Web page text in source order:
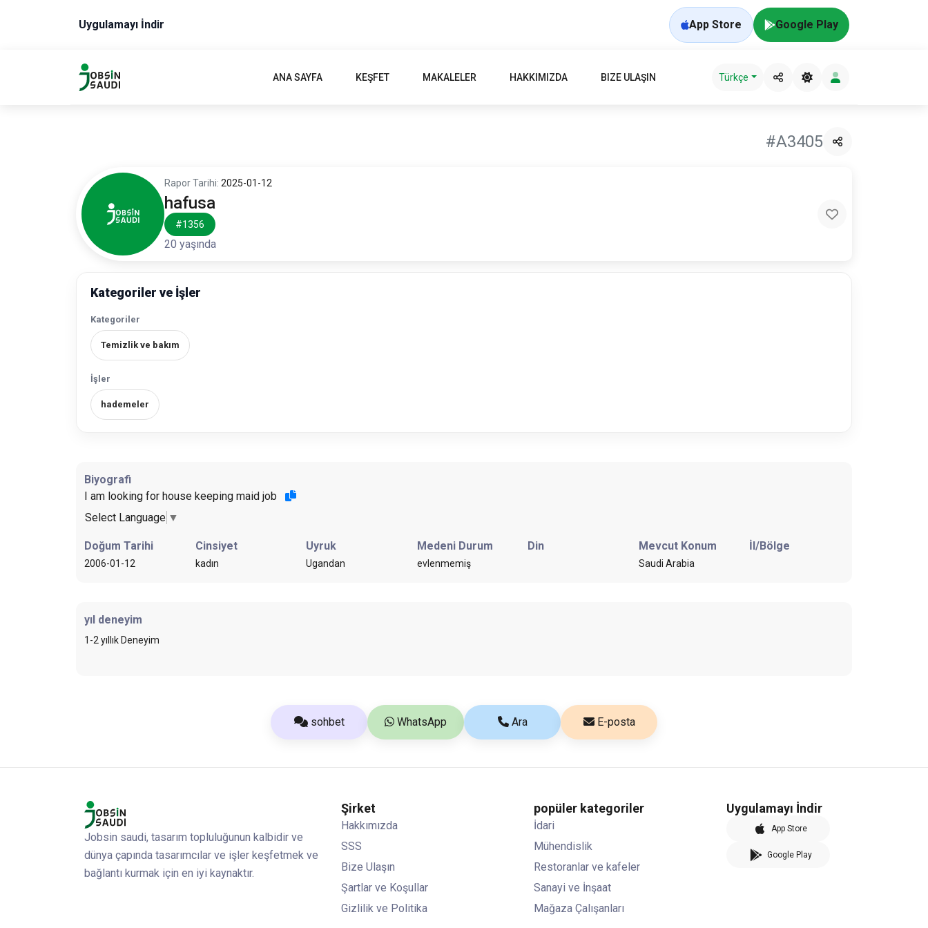
Uygulamayı İndir App Store Google Play
ANA SAYFA KEŞFET MAKALELER HAKKIMIZDA BIZE ULAŞIN Türkçe
#A3405
Rapor Tarihi: 2025-01-12
hafusa
#1356
20 yaşında
Kategoriler ve İşler
Kategoriler
Temizlik ve bakım
İşler
hademeler
Biyografi
I am looking for house keeping maid job
Select Language ▼
Doğum Tarihi
2006-01-12
Cinsiyet
kadın
Uyruk
Ugandan
Medeni Durum
evlenmemiş
Din Mevcut Konum
Saudi Arabia
İl/Bölge
yıl deneyim
1-2 yıllık Deneyim
sohbet WhatsApp Ara E-posta
Jobsin saudi, tasarım topluluğunun kalbidir ve
dünya çapında tasarımcılar ve işler keşfetmek ve
bağlantı kurmak için en iyi kaynaktır.
Şirket
Hakkımızda
SSS
Bize Ulaşın
Şartlar ve Koşullar
Gizlilik ve Politika
popüler kategoriler
İdari
Mühendislik
Restoranlar ve kafeler
Sanayi ve İnşaat
Mağaza Çalışanları
Uygulamayı İndir
App Store
Google Play